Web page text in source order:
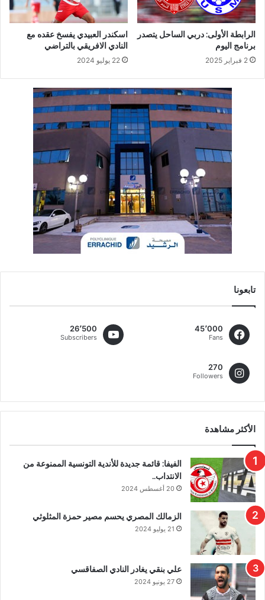
الرابطة الأولى: دربي الساحل يتصدر
برنامج اليوم
2 فبراير 2025
اسكندر العبيدي يفسخ عقده مع
النادي الافريقي بالتراضي
22 يوليو 2024
تابعونا
45٬000
Fans
26٬500
Subscribers
270
Followers
الأكثر مشاهدة
الفيفا: قائمة جديدة للأندية التونسية الممنوعة من
الانتداب..
20 أغسطس 2024
الزمالك المصري يحسم مصير حمزة المثلوثي
21 يوليو 2024
علي بنقي يغادر النادي الصفاقسي
27 يونيو 2024